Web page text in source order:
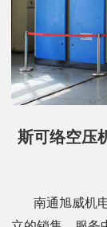
斯可络空压
南通旭威机电